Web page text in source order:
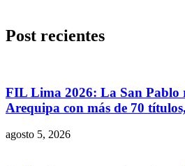
Post recientes
FIL Lima 2026: La San Pablo
Arequipa con más de 70 títulos,
agosto 5, 2026